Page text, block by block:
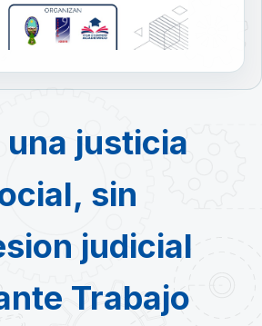
justicia
sin
judicial
Trabajo